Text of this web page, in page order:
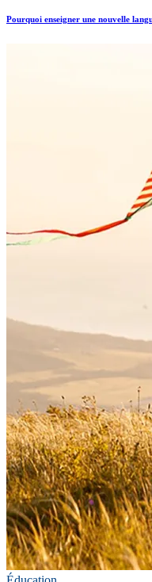
Pourquoi enseigner une nouvelle